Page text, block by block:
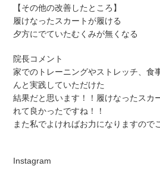
【その他の改善したところ】
履けなったスカートが履ける
夕方にでていたむくみが無くなる
院長コメント
家でのトレーニングやストレッチ、食
んと実践していただけた
結果だと思います！！履けなったスカ
れて良かったですね！！
また私でよければお力になりますので
Instagram